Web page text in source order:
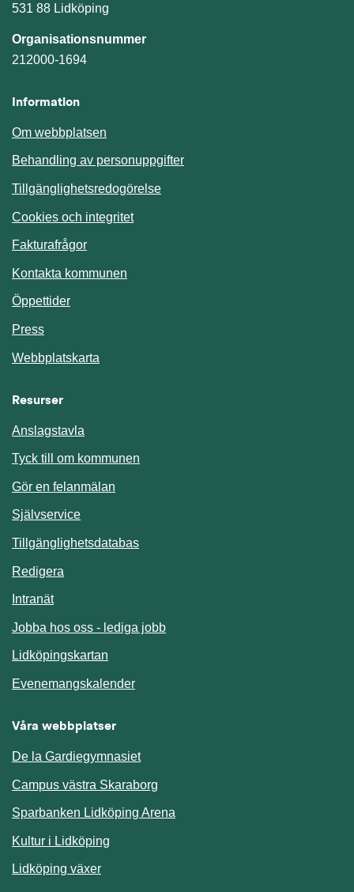
531 88 Lidköping
Organisationsnummer
212000-1694
Information
Om webbplatsen
Behandling av personuppgifter
Tillgänglighetsredogörelse
Cookies och integritet
Fakturafrågor
Kontakta kommunen
Öppettider
Press
Webbplatskarta
Resurser
Anslagstavla
Tyck till om kommunen
Gör en felanmälan
SjälvserviceLänk till annan webbplats.
TillgänglighetsdatabasLänk till annan webbplats.
Redigera
IntranätLänk till annan webbplats.
Jobba hos oss - lediga jobb
Lidköpingskartan
EvenemangskalenderLänk till annan webbplats.
Våra webbplatser
De la Gardiegymnasiet
Campus västra Skaraborg
Sparbanken Lidköping Arena
Kultur i Lidköping
Lidköping växer